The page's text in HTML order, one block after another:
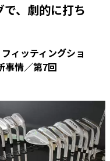
、劇的に打ち
ィッティングショ
事情／第7回